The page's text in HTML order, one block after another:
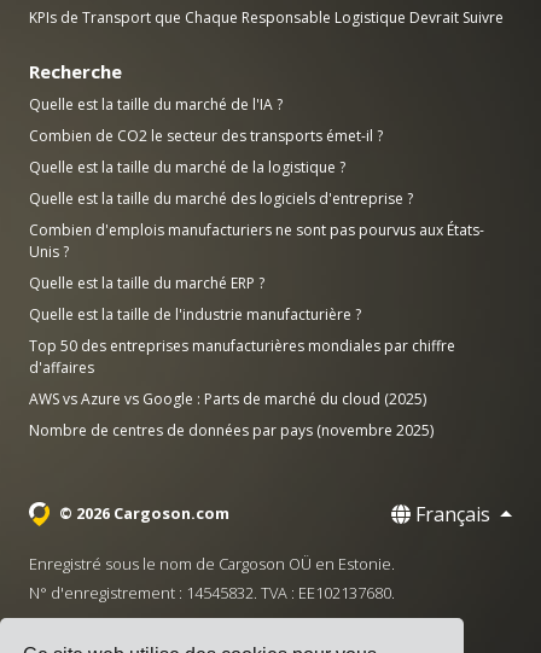
KPIs de Transport que Chaque Responsable Logistique Devrait Suivre
Recherche
Quelle est la taille du marché de l'IA ?
Combien de CO2 le secteur des transports émet-il ?
Quelle est la taille du marché de la logistique ?
Quelle est la taille du marché des logiciels d'entreprise ?
Combien d'emplois manufacturiers ne sont pas pourvus aux États-
Unis ?
Quelle est la taille du marché ERP ?
Quelle est la taille de l'industrie manufacturière ?
Top 50 des entreprises manufacturières mondiales par chiffre
d'affaires
AWS vs Azure vs Google : Parts de marché du cloud (2025)
Nombre de centres de données par pays (novembre 2025)
© 2026 Cargoson.com Français
Enregistré sous le nom de Cargoson OÜ en Estonie.
N° d'enregistrement : 14545832. TVA : EE102137680.